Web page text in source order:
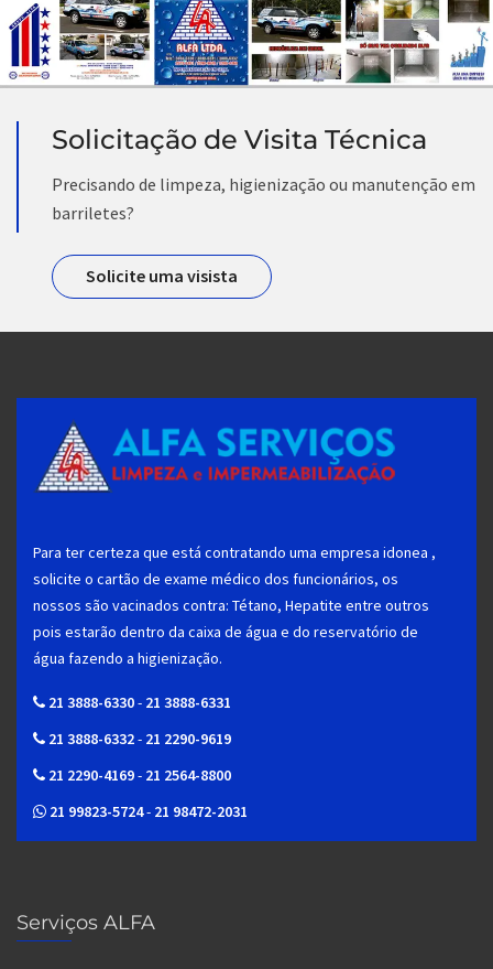
Solicitação de Visita Técnica
Precisando de limpeza, higienização ou manutenção em
barriletes?
Solicite uma visista
Para ter certeza que está contratando uma empresa idonea ,
solicite o cartão de exame médico dos funcionários, os
nossos são vacinados contra: Tétano, Hepatite entre outros
pois estarão dentro da caixa de água e do reservatório de
água fazendo a higienização.
21 3888-6330- 21 3888-6331
21 3888-6332- 21 2290-9619
21 2290-4169- 21 2564-8800
21 99823-5724- 21 98472-2031
Serviços ALFA